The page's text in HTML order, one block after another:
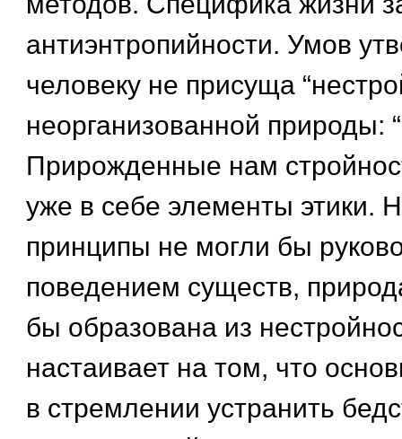
антиэнтропийности. Умов
человеку не присуща
неорганизованной природы:
Прирожденные нам
уже в себе элементы этики.
принципы не могли бы
поведением существ,
бы образована из
настаивает на том, что
в стремлении устранить